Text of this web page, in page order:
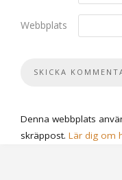
Webbplats
Denna webbplats
skräppost. Lär dig om